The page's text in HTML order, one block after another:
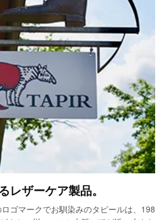
レザーケア製品。
ゴマークでお馴染みのタピールは、198